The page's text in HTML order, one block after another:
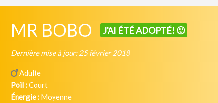
MR BOBO J'AI ÉTÉ ADOPTÉ! 🙂
Dernière mise à jour: 25 février 2018
Adulte
Poil :Court
Énergie : Moyenne